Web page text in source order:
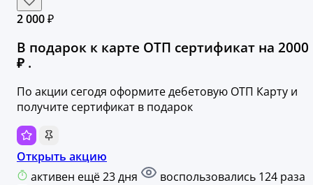
2 000 ₽
В подарок к карте ОТП сертификат на 2000
₽ .
По акции сегодя оформите дебетовую ОТП Карту и
получите сертификат в подарок
Открыть акцию
активен ещё 23 дня
воспользовались 124 раза